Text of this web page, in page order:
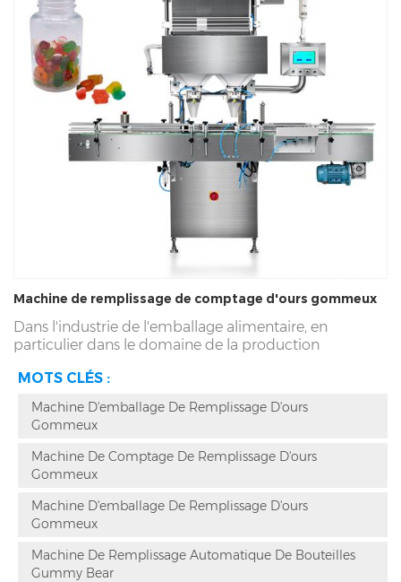
Machine de remplissage de comptage d'ours gommeux
Dans l'industrie de l'emballage alimentaire, en
particulier dans le domaine de la production
élevé des bonbons mous, un contrôle précis de la
quantité et de l'emballage sont la clé pour garantir la
qualité du produit. Les machines à compter les
gommes et les balances à gommes sont deux
technologies différentes utilisées pour atteindre cet
objectif. Cet article examinera en profondeur les
de chacun.
MOTS CLÉS :
Machine D'emballage De Remplissage D'ours
Gommeux
Machine De Comptage De Remplissage D'ours
Gommeux
Machine D'emballage De Remplissage D'ours
Gommeux
Machine De Remplissage Automatique De Bouteilles
Gummy Bear